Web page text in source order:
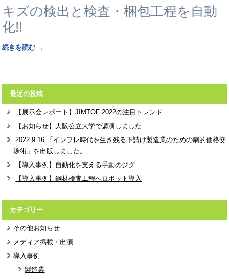
キズの検出と検査・梱包工程を自動
化!!
続きを読む →
最近の投稿
【展示会レポート】JIMTOF 2022の注目トレンド
【お知らせ】大阪公立大学で講演しました
2022.9.16 「インフレ時代を生き残る下請け製造業のための劇的価格交
渉術」を出版しました。
【導入事例】自動化を支える手動のジグ
【導入事例】鋼材検査工程へロボット導入
カテゴリー
その他お知らせ
メディア掲載・出演
導入事例
製造業